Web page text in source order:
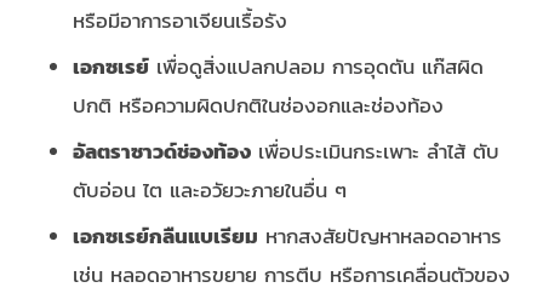
หรือมีอาการอาเจียนเรื้อรัง
เอกซเรย์ เพื่อดูสิ่งแปลกปลอม การอุดตัน แก๊สผิด
ปกติ หรือความผิดปกติในช่องอกและช่องท้อง
อัลตราซาวด์ช่องท้อง เพื่อประเมินกระเพาะ ลำไส้ ตับ
ตับอ่อน ไต และอวัยวะภายในอื่น ๆ
เอกซเรย์กลืนแบเรียม หากสงสัยปัญหาหลอดอาหาร
เช่น หลอดอาหารขยาย การตีบ หรือการเคลื่อนตัวของ